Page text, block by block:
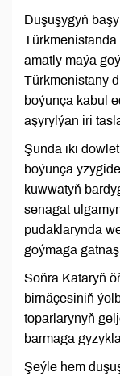
Duşuşygyň
amatly maýa
Türkmenistany
boýunça kabul
aşyrylýan iri
Şunda iki
boýunça
kuwwatyň
senagat
pudaklarynda
goýmaga
Soňra Kataryň
birnäçesiniň
toparlarynyň
barmaga
Şeýle hem